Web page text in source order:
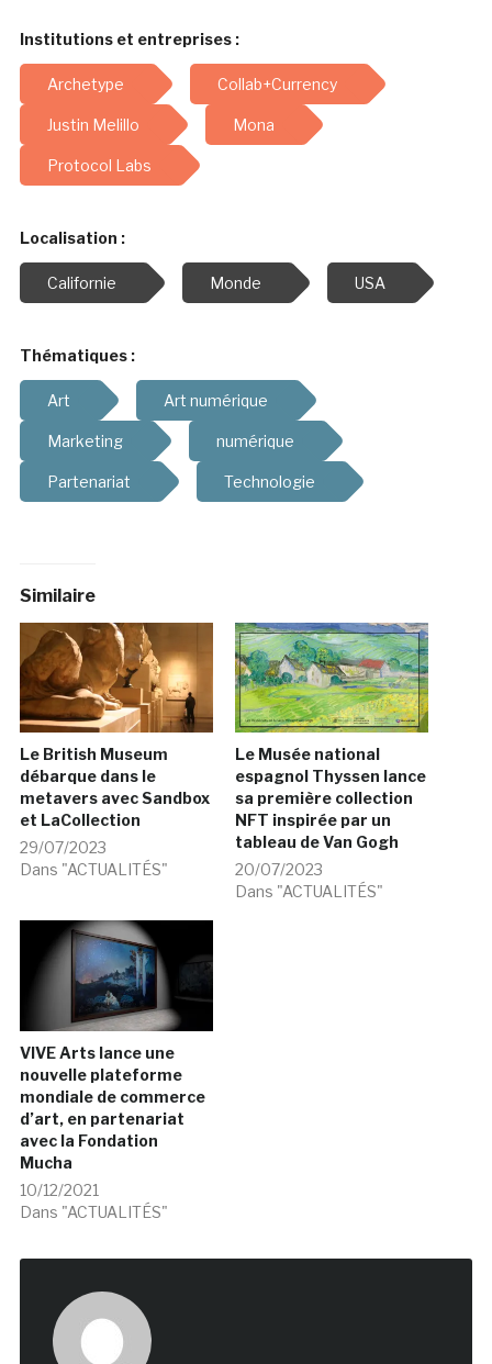
Institutions et entreprises :
Archetype Collab+Currency
Justin Melillo Mona
Protocol Labs
Localisation :
Californie Monde USA
Thématiques :
Art Art numérique
Marketing numérique
Partenariat Technologie
Similaire
Le British Museum
débarque dans le
metavers avec Sandbox
et LaCollection
29/07/2023
Dans "ACTUALITÉS"
Le Musée national
espagnol Thyssen lance
sa première collection
NFT inspirée par un
tableau de Van Gogh
20/07/2023
Dans "ACTUALITÉS"
VIVE Arts lance une
nouvelle plateforme
mondiale de commerce
d’art, en partenariat
avec la Fondation
Mucha
10/12/2021
Dans "ACTUALITÉS"